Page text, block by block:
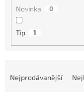
Novinka 0
Tip 1
Nejprodávanější